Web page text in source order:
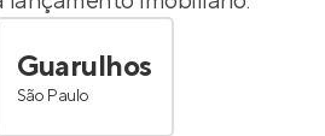
Guarulhos
São Paulo